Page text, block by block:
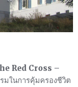
Red Cross –
มในการคุ้มครองชีวิต